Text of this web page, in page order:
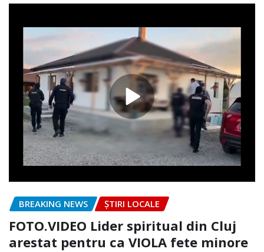
BREAKING NEWS ȘTIRI LOCALE
FOTO.VIDEO Lider spiritual din Cluj
arestat pentru ca VIOLA fete minore